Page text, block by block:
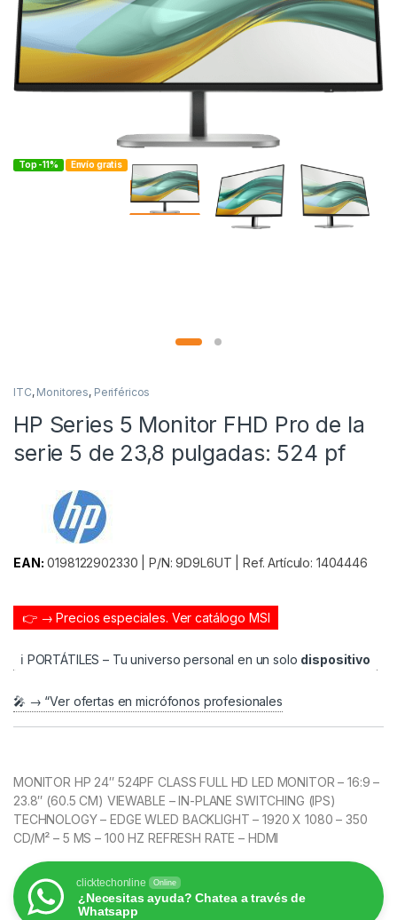
Top -11% Envío gratis
ITC, Monitores, Periféricos
HP Series 5 Monitor FHD Pro de la
serie 5 de 23,8 pulgadas: 524 pf
EAN: 0198122902330 | P/N: 9D9L6UT | Ref. Artículo: 1404446
👉 → Precios especiales. Ver catálogo MSI
ℹ️ PORTÁTILES – Tu universo personal en un solo dispositivo
🎤 → “Ver ofertas en micrófonos profesionales
MONITOR HP 24″ 524PF CLASS FULL HD LED MONITOR – 16:9 –
23.8″ (60.5 CM) VIEWABLE – IN-PLANE SWITCHING (IPS)
TECHNOLOGY – EDGE WLED BACKLIGHT – 1920 X 1080 – 350
CD/M² – 5 MS – 100 HZ REFRESH RATE – HDMI
clicktechonline Online
¿Necesitas ayuda? Chatea a través de
Whatsapp